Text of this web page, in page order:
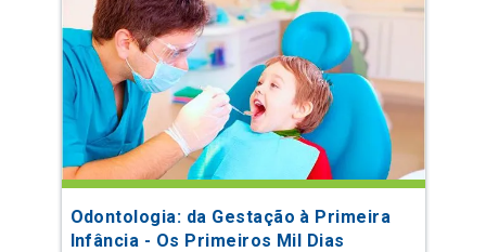
Odontologia: da Gestação à Primeira
Infância - Os Primeiros Mil Dias